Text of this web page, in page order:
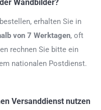
Wandbilder?
erhalten Sie in
von 7 Werktagen, oft
rechnen Sie bitte ein
nationalen Postdienst.
Versanddienst nutzen